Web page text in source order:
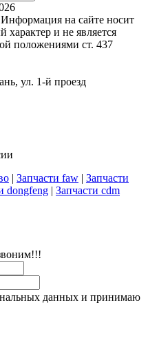
Информация на сайте носит
и не является
положениями ст. 437
ул. 1-й проезд
| Запчасти faw | Запчасти
dongfeng | Запчасти cdm
данных и принимаю